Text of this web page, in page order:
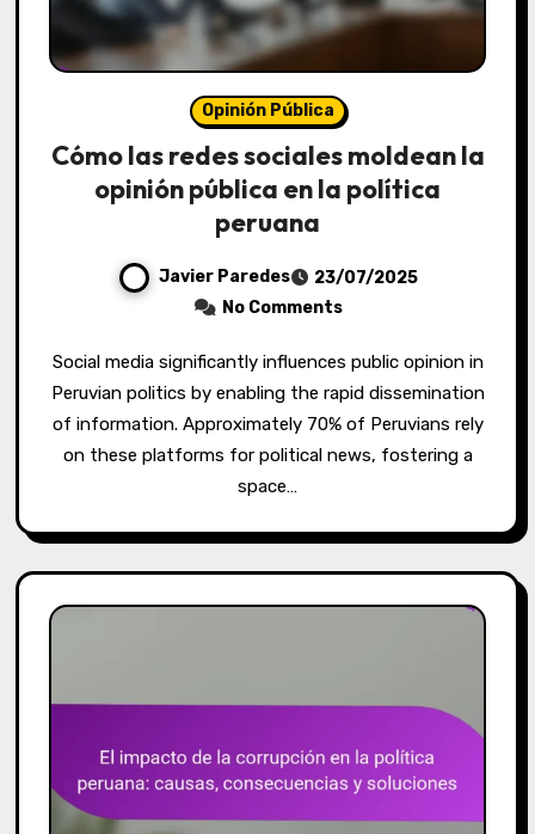
Opinión Pública
Cómo las redes sociales moldean la
opinión pública en la política
peruana
Javier Paredes
23/07/2025
No Comments
Social media significantly influences public opinion in
Peruvian politics by enabling the rapid dissemination
of information. Approximately 70% of Peruvians rely
on these platforms for political news, fostering a
space…